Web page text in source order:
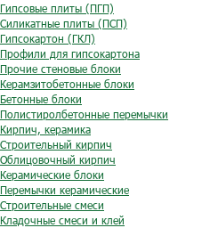
Гипсовые плиты (ПГП)
Силикатные плиты (ПСП)
Гипсокартон (ГКЛ)
Профили для гипсокартона
Прочие стеновые блоки
Керамзитобетонные блоки
Бетонные блоки
Полистиролбетонные перемычки
Кирпич, керамика
Строительный кирпич
Облицовочный кирпич
Керамические блоки
Перемычки керамические
Строительные смеси
Кладочные смеси и клей